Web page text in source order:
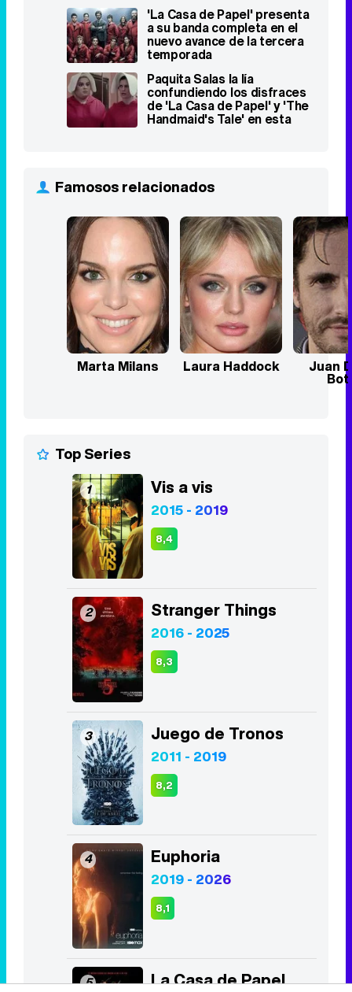
'La Casa de Papel' presenta
a su banda completa en el
nuevo avance de la tercera
temporada
Paquita Salas la lía
confundiendo los disfraces
de 'La Casa de Papel' y 'The
Handmaid's Tale' en esta
Famosos relacionados
Marta Milans Laura Haddock Juan
Top Series
1 Vis a vis
2015 - 2019
8,4
2 Stranger Things
2016 - 2025
8,3
3 Juego de Tronos
2011 - 2019
8,2
4 Euphoria
2019 - 2026
8,1
5 La Casa de Papel